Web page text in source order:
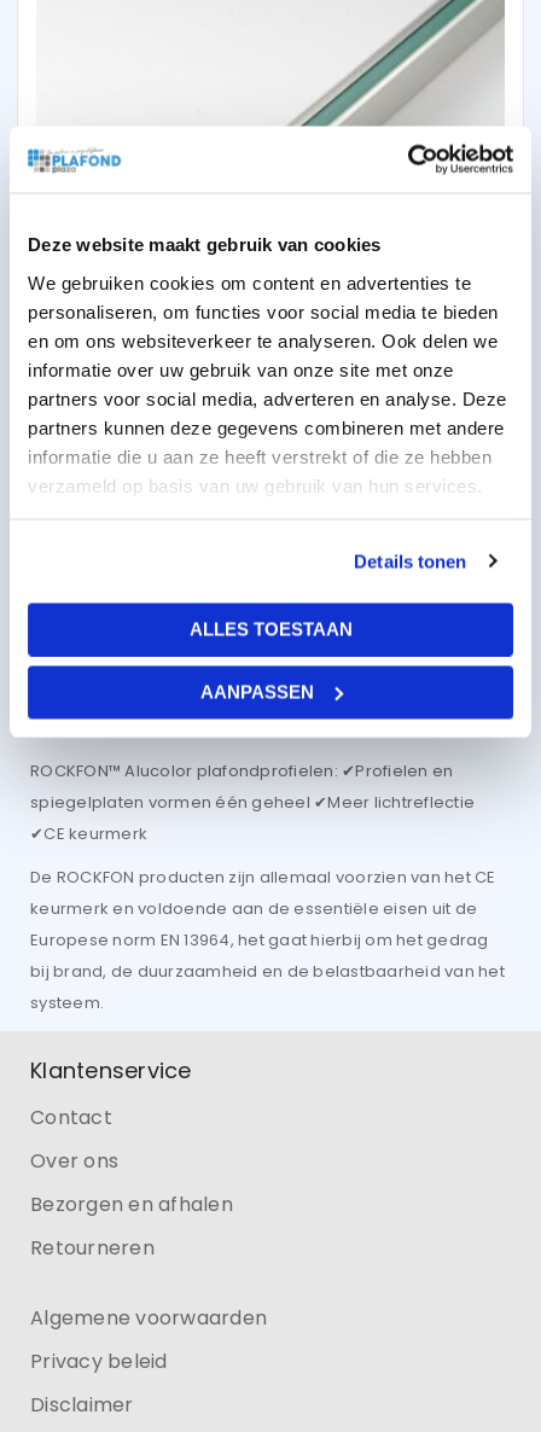
Deze website maakt gebruik van cookies
We gebruiken cookies om content en advertenties te
personaliseren, om functies voor social media te bieden
en om ons websiteverkeer te analyseren. Ook delen we
informatie over uw gebruik van onze site met onze
partners voor social media, adverteren en analyse. Deze
partners kunnen deze gegevens combineren met andere
informatie die u aan ze heeft verstrekt of die ze hebben
verzameld op basis van uw gebruik van hun services.
Details tonen
ALLES TOESTAAN
AANPASSEN
Hoeklijn 3000 mm T24 Alu
4,32per stuk
excl BTW
5,23per stuk incl BTW
ROCKFON™ Alucolor plafondprofielen zijn speciaal
ontworpen voor het creëren van een systeemplafond met
een luxueuze uitstraling, waarbij plafondplaten en
profielen een prachtig geheel vormen. Deze Alucolor
plafondprofielen reflecteren de lichtreflectie en
kleuropname van omliggende muren en vloeren.
ROCKFON™ Alucolor plafondprofielen: ✔Profielen en
spiegelplaten vormen één geheel ✔Meer lichtreflectie
✔CE keurmerk
De ROCKFON producten zijn allemaal voorzien van het CE
keurmerk en voldoende aan de essentiële eisen uit de
Europese norm EN 13964, het gaat hierbij om het gedrag
bij brand, de duurzaamheid en de belastbaarheid van het
systeem.
Klantenservice
Contact
Over ons
Bezorgen en afhalen
Retourneren
Algemene voorwaarden
Privacy beleid
Disclaimer